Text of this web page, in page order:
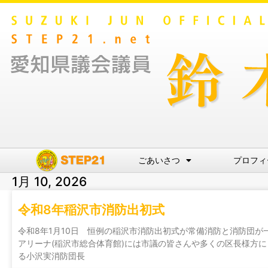
ごあいさつ プロフ
1月 10, 2026
令和8年稲沢市消防出初式
令和8年1月10日 恒例の稲沢市消防出初式が常備消防と消防団が
アリーナ(稲沢市総合体育館)には市議の皆さんや多くの区長様方
る小沢実消防団長